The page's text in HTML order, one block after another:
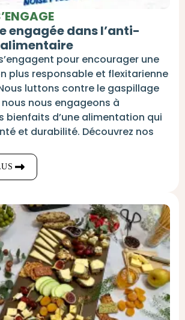
engagée dans l’anti-
pour encourager une
plus responsable et flexitarienne
luttons contre le gaspillage
nous engageons à
bienfaits d’une alimentation qui
et durabilité. Découvrez nos